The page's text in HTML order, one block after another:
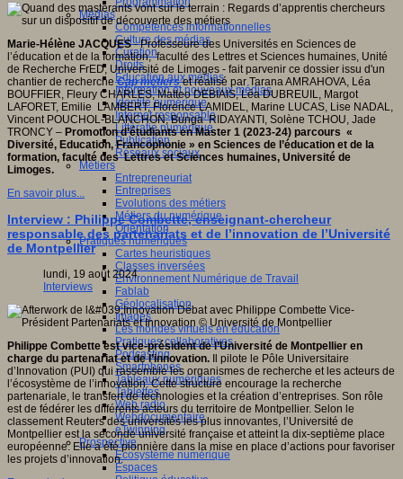
Médias
Compétences informationnelles
Culture des médias
Curation
Droits
Education aux médias
Information et nouveaux médias
Identité numérique
Internet responsable
Littératie numérique
Publication
Réseaux sociaux
Métiers
Entrepreneuriat
Entreprises
Evolutions des métiers
Métiers du numérique
Orientation
Pratiques numériques
Cartes heuristiques
Classes inversées
Environnement Numérique de Travail
Fablab
Géolocalisation
Images
Les mondes virtuels en éducation
Pratiques collaboratives
Podcasting
Smartphones
Tableaux numériques
Tablettes
Web radio
Webdocumentaire
eTwinning
Prospective
Ecosystème numérique
Espaces
a-
Marie-Hélène JACQUES- Professeure des Universités en Sciences de
l’éducation et de la formation, faculté des Lettres et Sciences humaines, Unité
de Recherche FrED, Université de Limoges - fait parvenir ce dossier issu d'un
chantier de rechercheCap métierset réalisé par Tarana AMRAHOVA, Léa
BOUFFIER, Fleury CHARLES, Matteo DEBIAIS, Léa DUBREUIL, Margot
LAFORET, Emilie LAMBERT, Florence LAMIDEL, Marine LUCAS, Lise NADAL,
Vincent POUCHOL-BLANCHON, Bunga RIDAYANTI, Solène TCHOU, Jade
TRONCY – Promotion d’étudiants en Master 1 (2023-24) parcours «
Diversité, Education, Francophonie » en Sciences de l’éducation et de la
formation, faculté des Lettres et Sciences humaines, Université de
Limoges.
En savoir plus...
Interview : Philippe Combette, enseignant-chercheur
responsable des partenariats et de l’innovation de l’Université
de Montpellier
lundi, 19 août 2024
Interviews
Philippe Combette est vice-président de l’Université de Montpellier en
charge du partenariat et de l’innovation. Il pilote le Pôle Universitaire
d’Innovation (PUI) qui rassemble les organismes de recherche et les acteurs de
l’écosystème de l’innovation. Cette structure encourage la recherche
partenariale, le transfert de technologies et la création d’entreprises. Son rôle
est de fédérer les différents acteurs du territoire de Montpellier. Selon le
classement Reuters des universités les plus innovantes, l’Université de
Montpellier est la seconde université française et atteint la dix-septième place
européenne. Elle a été pionnière dans la mise en place d’actions pour favoriser
les projets d’innovation.